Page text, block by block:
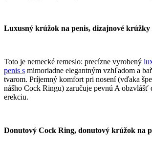
Luxusný krúžok na penis, dizajnové krúžky
Toto je nemecké remeslo: precízne vyrobený
penis s mimoriadne elegantným vzhľadom a
tvarom. Príjemný komfort pri nosení (vďaka
nášho Cock Ringu) zaručuje pevnú A obzvlášť
erekciu.
Donutový Cock Ring, donutový krúžok na